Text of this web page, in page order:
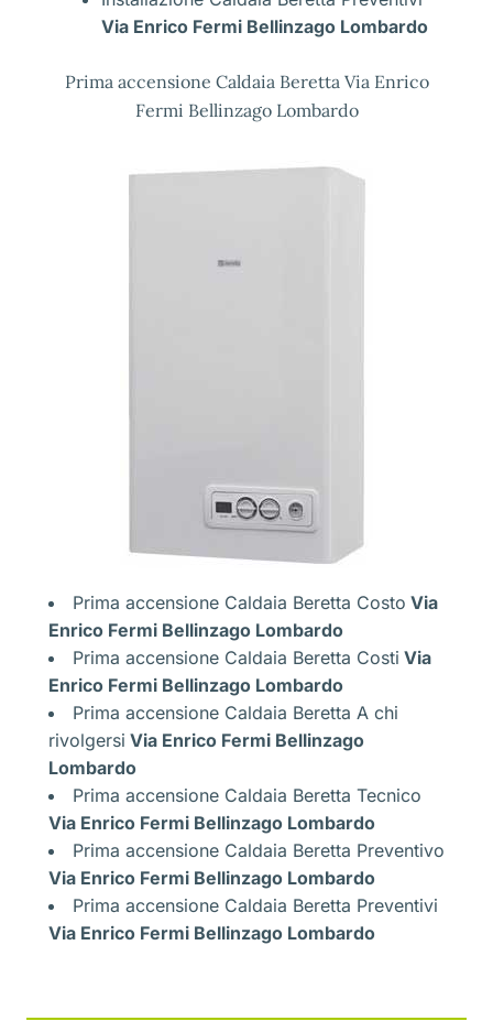
Via Enrico Fermi Bellinzago Lombardo
Prima accensione Caldaia Beretta Via Enrico
Fermi Bellinzago Lombardo
Prima accensione Caldaia Beretta Costo Via
Enrico Fermi Bellinzago Lombardo
Prima accensione Caldaia Beretta Costi Via
Enrico Fermi Bellinzago Lombardo
Prima accensione Caldaia Beretta A chi
rivolgersi Via Enrico Fermi Bellinzago
Lombardo
Prima accensione Caldaia Beretta Tecnico
Via Enrico Fermi Bellinzago Lombardo
Prima accensione Caldaia Beretta Preventivo
Via Enrico Fermi Bellinzago Lombardo
Prima accensione Caldaia Beretta Preventivi
Via Enrico Fermi Bellinzago Lombardo